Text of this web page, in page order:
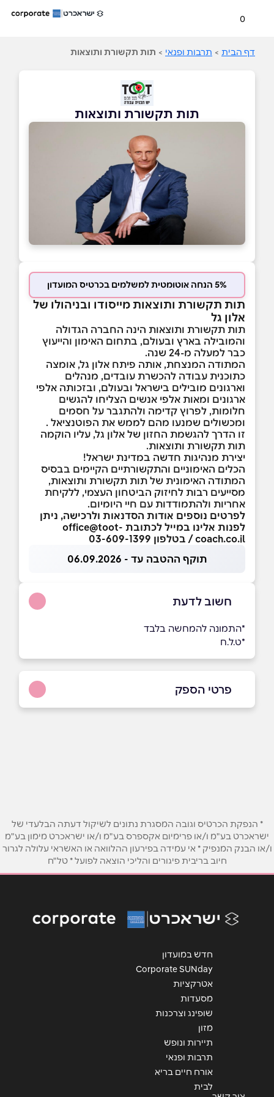
0
דף הבית > תרבות ופנאי > תות תקשורת ותוצאות
תות תקשורת ותוצאות
5% הנחה אוטומטית למשלמים בכרטיס המועדון
תות תקשורת ותוצאות מייסודו ובניהולו של
אלון גל
תות תקשורת ותוצאות הינה החברה הגדולה
והמובילה בארץ ובעולם, בתחום האימון והייעוץ
כבר למעלה מ-24 שנה.
המתודה המנצחת, אותה פיתח אלון גל, אומצה
כתוכנית עבודה להכשרת עובדים, מנהלים
וארגונים מובילים בישראל ובעולם, ובזכותה אלפי
ארגונים ומאות אלפי אנשים הצליחו להגשים
חלומות, לפרוץ קדימה ולהתגבר על חסמים
ומכשולים שמנעו מהם לממש את הפוטנציאל .
זו הדרך להגשמת החזון של אלון גל, עליו הוקמה
תות תקשורת ותוצאות.
יצירת מנהיגות חדשה במדינת ישראל!
הכלים האימוניים והתקשורתיים הקיימים בבסיס
המתודה האימונית של תות תקשורת ותוצאות,
מסייעים רבות לחיזוק הביטחון העצמי, ללקיחת
אחריות ולהתמודדות עם חיי היומיום.
לפרטים נוספים אודות הסדנאות ולרכישה, ניתן
לפנות אלינו במייל לכתובת office@toot-
coach.co.il / בטלפון 03-609-1399
תוקף ההטבה עד - 06.09.2026
חשוב לדעת
*התמונה להמחשה בלבד
*ט.ל.ח
פרטי הספק
טלפון*
נושא*
הודעה*
* הנפקת הכרטיס וגובה המסגרת נתונים לשיקול דעתה הבלעדי של
ישראכרט בע"מ ו/או פרימיום אקספרס בע"מ ו/או ישראכרט מימון בע"מ
ו/או הבנק המנפיק * אי עמידה בפירעון ההלוואה או האשראי עלולה לגרור
חיוב בריבית פיגורים והליכי הוצאה לפועל * טל"ח
חדש במועדון
Corporate SUNday
אטרקציות
מסעדות
שופינג וצרכנות
מזון
תיירות ונופש
תרבות ופנאי
אורח חיים בריא
לבית